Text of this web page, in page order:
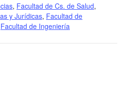
, Facultad de Cs. de Salud,
y Jurídicas, Facultad de
Facultad de Ingeniería